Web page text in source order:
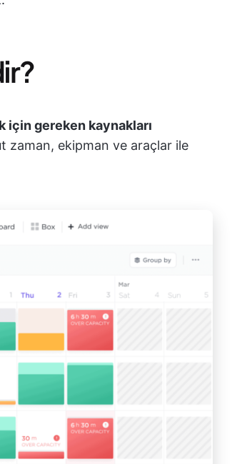
için gereken kaynakları
zaman, ekipman ve araçlar ile